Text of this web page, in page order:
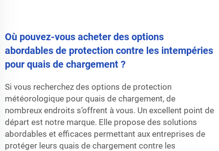
Où pouvez-vous acheter des options
abordables de protection contre les intempéries
pour quais de chargement ?
Si vous recherchez des options de protection
météorologique pour quais de chargement, de
nombreux endroits s’offrent à vous. Un excellent point de
départ est notre marque. Elle propose des solutions
abordables et efficaces permettant aux entreprises de
protéger leurs quais de chargement contre les